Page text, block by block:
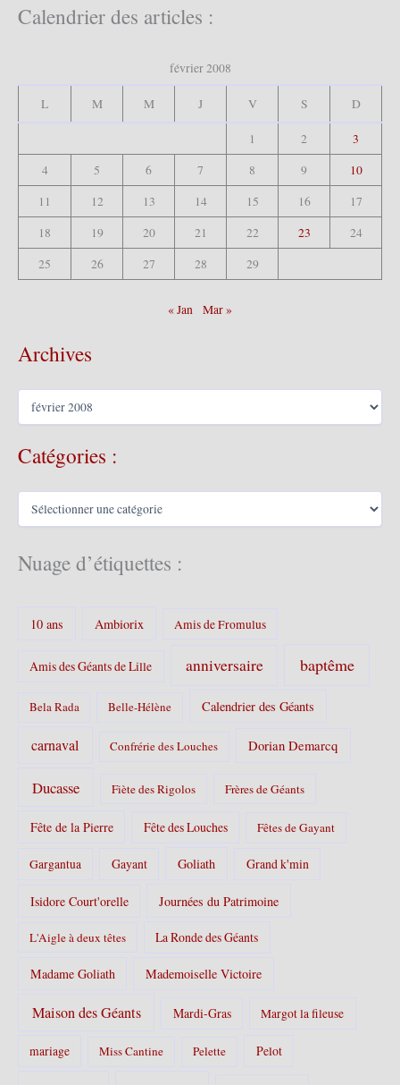
e
Calendrier des articles :
février 2008
L M M J V S D
1 2
3
4
5 6 7 8 9
10
11
12 13 14 15 16
17
18
19 20 21 22 23
24
25
26 27 28 29
« Jan Mar »
Archives
A
h
s
Catégories :
C
é
g
Nuage d’étiquettes :
10 ans Ambiorix Amis de Fromulus
Amis des Géants de Lille anniversaire baptême
Bela Rada Belle-Hélène Calendrier des Géants
carnaval Confrérie des Louches Dorian Demarcq
Ducasse Fiète des Rigolos Frères de Géants
Fête de la Pierre Fête des Louches Fêtes de Gayant
Gargantua Gayant Goliath Grand k'min
Isidore Court'orelle Journées du Patrimoine
L'Aigle à deux têtes La Ronde des Géants
Madame Goliath Mademoiselle Victoire
Maison des Géants Mardi-Gras Margot la fileuse
mariage Miss Cantine Pelette Pelot